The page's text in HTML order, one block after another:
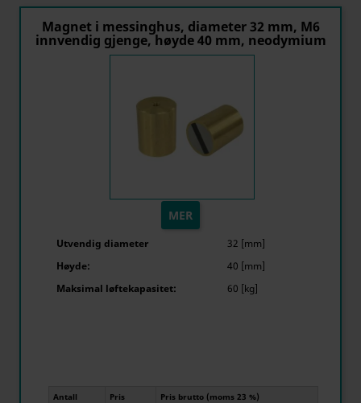
Magnet i messinghus, diameter 32 mm, M6
innvendig gjenge, høyde 40 mm, neodymium
MER
Utvendig diameter
32 [mm]
Høyde:
40 [mm]
Maksimal løftekapasitet:
60 [kg]
Antall Pris Pris brutto (moms 23 %)